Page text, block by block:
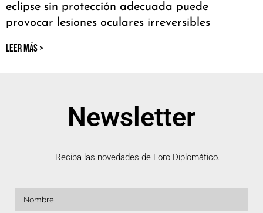
eclipse sin protección adecuada puede
provocar lesiones oculares irreversibles
LEER MÁS >
Newsletter
Reciba las novedades de Foro Diplomático.